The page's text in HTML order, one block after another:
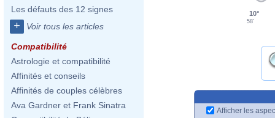
Les défauts des 12 signes
+ Voir tous les articles
Compatibilité
Astrologie et compatibilité
Affinités et conseils
Affinités de couples célèbres
Ava Gardner et Frank Sinatra
10°
58'
Afficher les